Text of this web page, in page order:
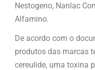
Nestogeno, Nanlac
Alfamino.
De acordo com o
produtos das marcas
cereulide, uma toxina